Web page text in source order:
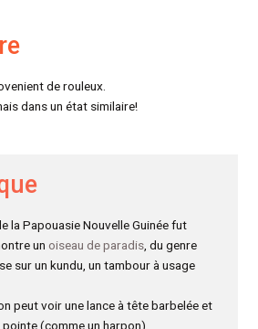
de rouleux.
dans un état similaire!
la Papouasie Nouvelle Guinée fut
unoiseau de paradis , du genre
sur un kundu, un tambour à usage
peut voir une lance à tête barbelée et
(comme un harpon).